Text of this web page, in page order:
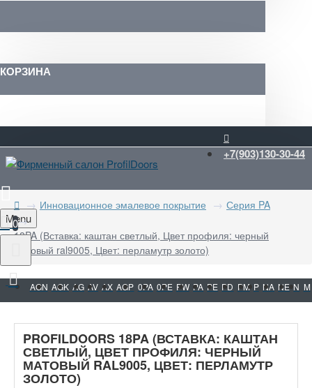
КОРЗИНА
+7(903)130-30-44
Menu
0
Инновационное эмалевое покрытие Серия PA
18PA (Вставка: каштан светлый, Цвет профиля: черный
матовый ral9005, Цвет: перламутр золото)
AGN AGK AG AV AX AGP 0PA 0PE PW PA PE PD PM P NA NE N M
PROFILDOORS 18PA (ВСТАВКА: КАШТАН
СВЕТЛЫЙ, ЦВЕТ ПРОФИЛЯ: ЧЕРНЫЙ
МАТОВЫЙ RAL9005, ЦВЕТ: ПЕРЛАМУТР
ЗОЛОТО)